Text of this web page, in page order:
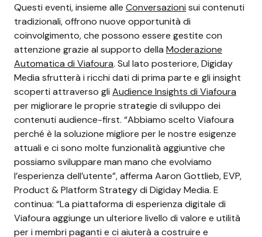
Questi eventi, insieme alle Conversazioni sui contenuti
tradizionali, offrono nuove opportunità di
coinvolgimento, che possono essere gestite con
attenzione grazie al supporto della Moderazione
Automatica di Viafoura. Sul lato posteriore, Digiday
Media sfrutterà i ricchi dati di prima parte e gli insight
scoperti attraverso gli Audience Insights di Viafoura
per migliorare le proprie strategie di sviluppo dei
contenuti audience-first. “Abbiamo scelto Viafoura
perché è la soluzione migliore per le nostre esigenze
attuali e ci sono molte funzionalità aggiuntive che
possiamo sviluppare man mano che evolviamo
l’esperienza dell’utente”, afferma Aaron Gottlieb, EVP,
Product & Platform Strategy di Digiday Media. E
continua: “La piattaforma di esperienza digitale di
Viafoura aggiunge un ulteriore livello di valore e utilità
per i membri paganti e ci aiuterà a costruire e